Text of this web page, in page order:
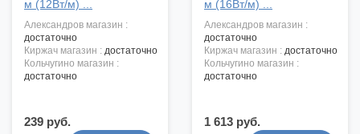
м (12Вт/м) ...
александров магазин :
достаточно
киржач магазин : достаточно
кольчугино магазин :
достаточно
239 руб.
м (16Вт/м) ...
александров магазин :
достаточно
киржач магазин : достаточно
кольчугино магазин :
достаточно
1 613 руб.